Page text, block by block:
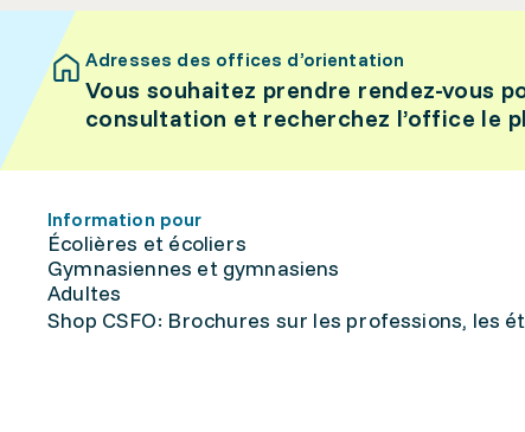
Adresses des offices d’orientation
Vous souhaitez prendre rendez-vous
consultation et recherchez l’office le
Information pour
Écolières et écoliers
Gymnasiennes et gymnasiens
Adultes
Shop CSFO: Brochures sur les professions, les